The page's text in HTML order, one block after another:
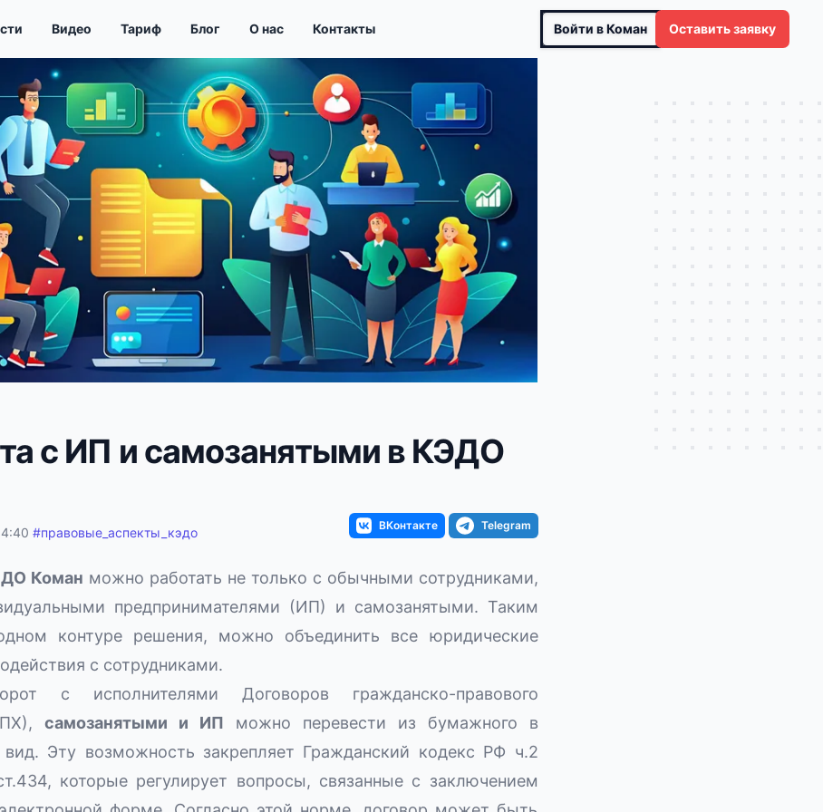
Видео Тариф Блог О нас Контакты Войти в Коман Оставить заявку
с ИП и самозанятыми в КЭДО
#правовые_аспекты_кэдо ВКонтакте Telegram
Коман можно работать не только с обычными сотрудниками,
предпринимателями (ИП) и самозанятыми. Таким
контуре решения, можно объединить все юридические
с сотрудниками.
с исполнителями Договоров гражданско-правового
самозанятыми и ИП можно перевести из бумажного в
вид. Эту возможность закрепляет Гражданский кодекс РФ ч.2
которые регулирует вопросы, связанные с заключением